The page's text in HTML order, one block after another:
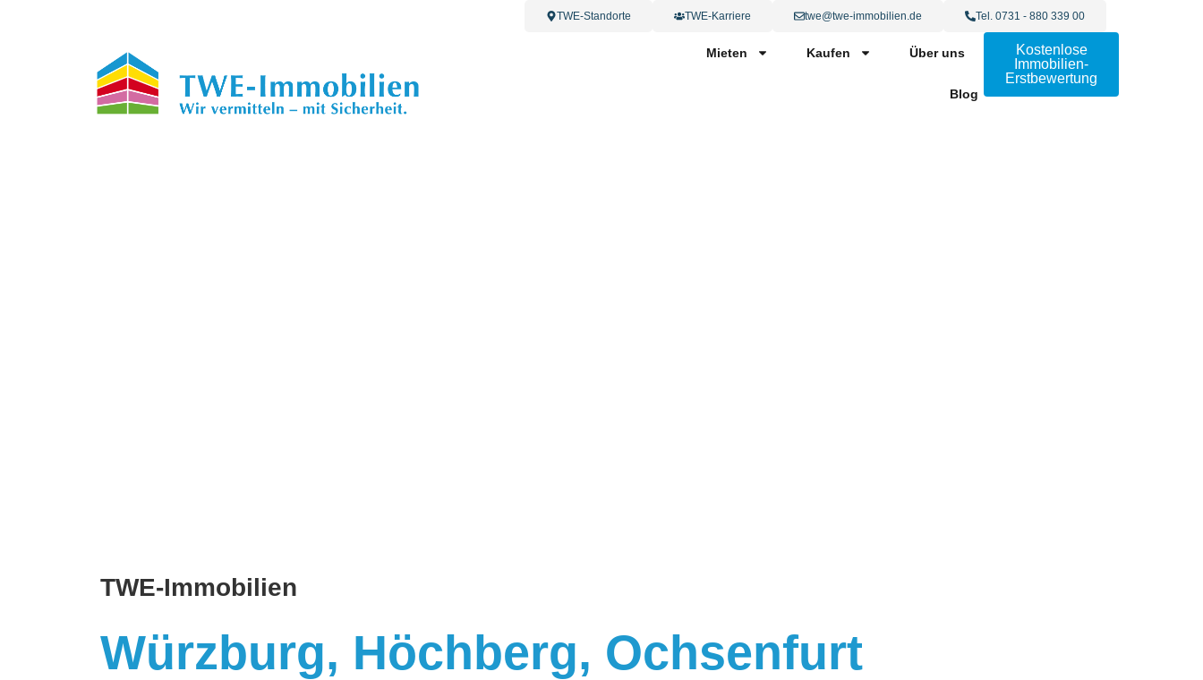
Tel. 0731 - 880 339 00
twe@twe-immobilien.de
TWE-Karriere
TWE-Standorte
Mieten Kaufen Über uns
Blog
Kostenlose
Immobilien-
Erstbewertung
TWE-Immobilien
Würzburg, Höchberg, Ochsenfurt